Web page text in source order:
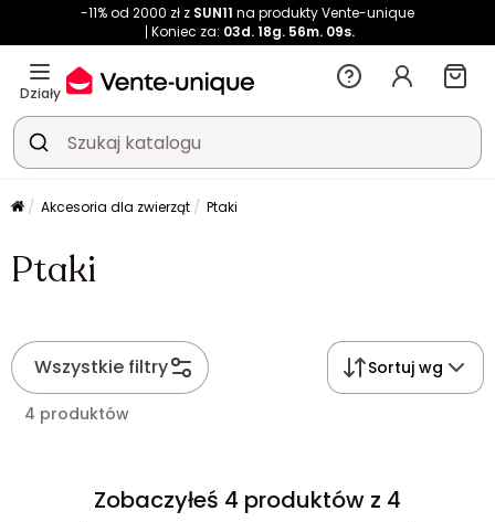
-11% od 2000 zł z SUN11 na produkty Vente-unique
Koniec za: 03d. 18g. 56m. 09s.
Działy
Akcesoria dla zwierząt Ptaki
Ptaki
Wszystkie filtry Sortuj wg
4 produktów
Zobaczyłeś 4 produktów z 4